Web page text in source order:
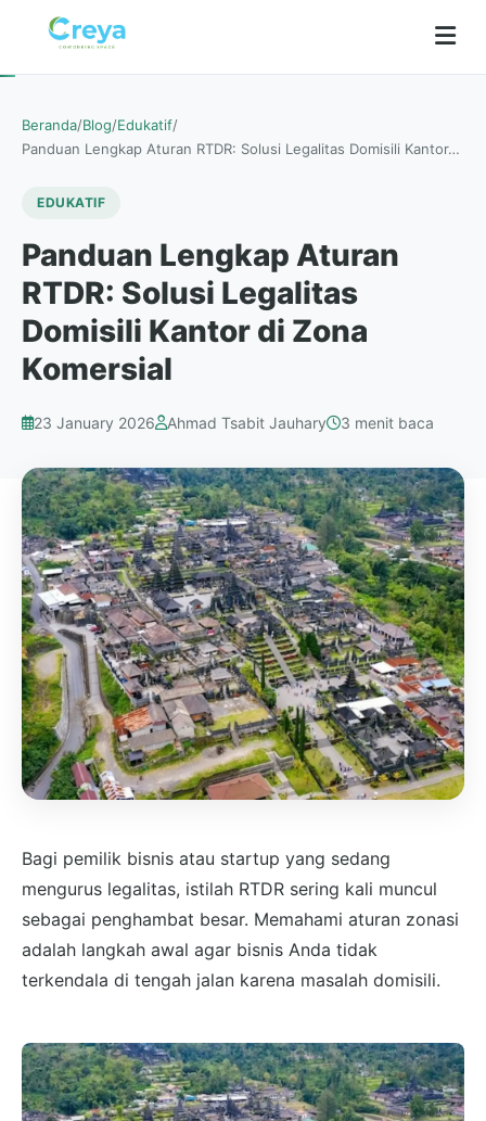
Beranda/Blog/Edukatif/
Panduan Lengkap Aturan RTDR: Solusi Legalitas Domisili Kantor…
EDUKATIF
Panduan Lengkap Aturan
RTDR: Solusi Legalitas
Domisili Kantor di Zona
Komersial
23 January 2026 Ahmad Tsabit Jauhary 3 menit baca
Bagi pemilik bisnis atau startup yang sedang
mengurus legalitas, istilah RTDR sering kali muncul
sebagai penghambat besar. Memahami aturan zonasi
adalah langkah awal agar bisnis Anda tidak
terkendala di tengah jalan karena masalah domisili.